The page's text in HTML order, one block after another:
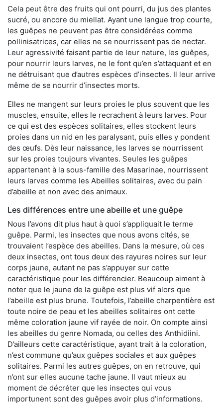
Cela peut être des fruits qui ont pourri, du jus des plantes
sucré, ou encore du miellat. Ayant une langue trop courte,
les guêpes ne peuvent pas être considérées comme
pollinisatrices, car elles ne se nourrissent pas de nectar.
Leur agressivité faisant partie de leur nature, les guêpes,
pour nourrir leurs larves, ne le font qu’en s’attaquant et en
ne détruisant que d’autres espèces d’insectes. Il leur arrive
même de se nourrir d’insectes morts.
Elles ne mangent sur leurs proies le plus souvent que les
muscles, ensuite, elles le recrachent à leurs larves. Pour
ce qui est des espèces solitaires, elles stockent leurs
proies dans un nid en les paralysant, puis elles y pondent
des œufs. Dès leur naissance, les larves se nourrissent
sur les proies toujours vivantes. Seules les guêpes
appartenant à la sous-famille des Masarinae, nourrissent
leurs larves comme les Abeilles solitaires, avec du pain
d’abeille et non avec des animaux.
Les différences entre une abeille et une guêpe
Nous l’avons dit plus haut à quoi s’appliquait le terme
guêpe. Parmi, les insectes que nous avons cités, se
trouvaient l’espèce des abeilles. Dans la mesure, où ces
deux insectes, ont tous deux des rayures noires sur leur
corps jaune, autant ne pas s’appuyer sur cette
caractéristique pour les différencier. Beaucoup aiment à
noter que le jaune de la guêpe est plus vif alors que
l’abeille est plus brune. Toutefois, l’abeille charpentière est
toute noire de peau et les abeilles solitaires ont cette
même coloration jaune vif rayée de noir. On compte ainsi
les abeilles du genre Nomada, ou celles des Anthidiini.
D’ailleurs cette caractéristique, ayant trait à la coloration,
n’est commune qu’aux guêpes sociales et aux guêpes
solitaires. Parmi les autres guêpes, on en retrouve, qui
n’ont sur elles aucune tache jaune. Il vaut mieux au
moment de décréter que les insectes qui vous
importunent sont des guêpes avoir plus d’informations.